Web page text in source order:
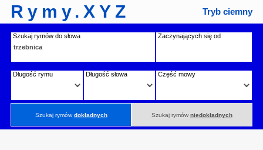
Rymy.XYZ Tryb ciemny
Szukaj rymów do słowa Zaczynających się od
Długość rymu Długość słowa Część mowy
Szukaj rymówdokładnych Szukaj rymów niedokładnych